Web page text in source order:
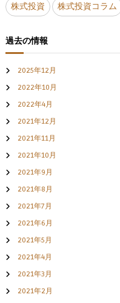
株式投資 株式投資コラム
過去の情報
2025年12月
2022年10月
2022年4月
2021年12月
2021年11月
2021年10月
2021年9月
2021年8月
2021年7月
2021年6月
2021年5月
2021年4月
2021年3月
2021年2月